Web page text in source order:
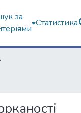
за
Статистика